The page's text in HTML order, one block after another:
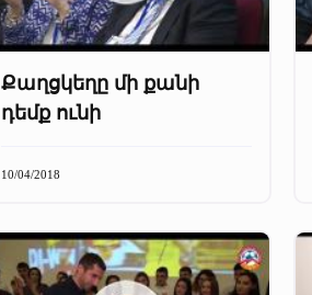
Քաղցկեղը մի քանի
դեմք ունի
10/04/2018